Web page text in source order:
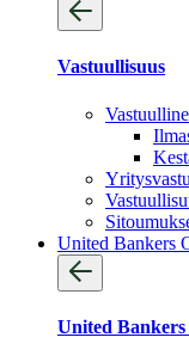
Vastuullisuus
United Bankers
United